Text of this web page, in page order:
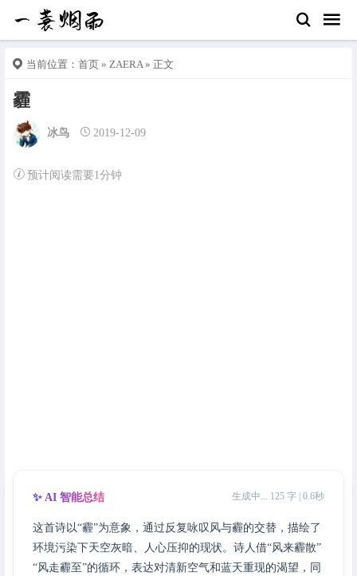
当前位置： 首页 » ZAERA» 正文
霾
冰鸟 2019-12-09
预计阅读需要1分钟
✨ AI 智能总结 生成中... 125 字 | 0.6秒
这首诗以“霾”为意象，通过反复咏叹风与霾的交替，描绘了
环境污染下天空灰暗、人心压抑的现状。诗人借“风来霾散”
“风走霾至”的循环，表达对清新空气和蓝天重现的渴望，同